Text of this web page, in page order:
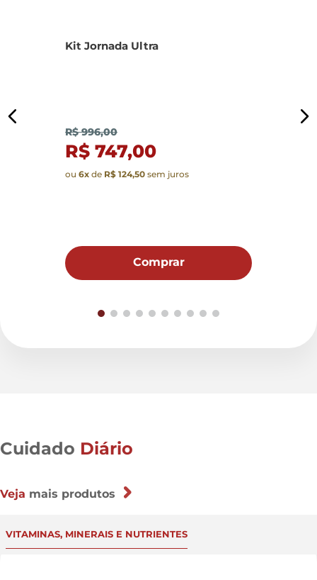
Kit Jornada Ultra
R$ 996,00
R$ 747,00
ou 6x de R$ 124,50 sem juros
Cuidado Diário
Veja mais produtos
VITAMINAS, MINERAIS E NUTRIENTES